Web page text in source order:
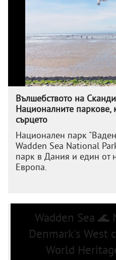
Вълшебството на
Националните паркове,
сърцето
Национален парк
Wadden Sea National
парк в Дания и един от
Европа.
Wadden Sea 🌊
Denmark's West
World